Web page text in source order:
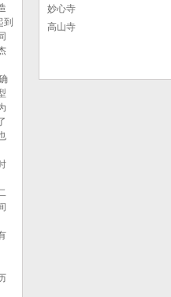
到
妙心寺
高山寺